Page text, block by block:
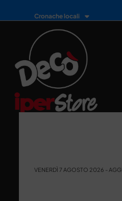
Cronache locali
VENERDÌ 7 AGOSTO 2026 -